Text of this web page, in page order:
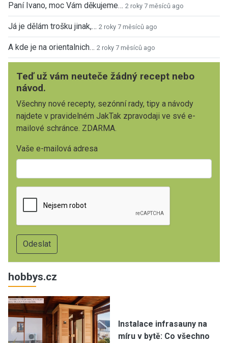
Paní Ivano, moc Vám děkujeme… 2 roky 7 měsíců ago
Já je dělám trošku jinak,… 2 roky 7 měsíců ago
A kde je na orientalnich… 2 roky 7 měsíců ago
Teď už vám neuteče žádný recept nebo
návod.
Všechny nové recepty, sezónní rady, tipy a návody
najdete v pravidelném JakTak zpravodaji ve své e-
mailové schránce. ZDARMA.
Vaše e-mailová adresa
hobbys.cz
Instalace infrasauny na
míru v bytě: Co všechno